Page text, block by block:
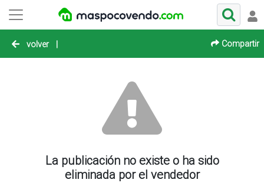
volver | Compartir
La publicación no existe o ha sido
eliminada por el vendedor